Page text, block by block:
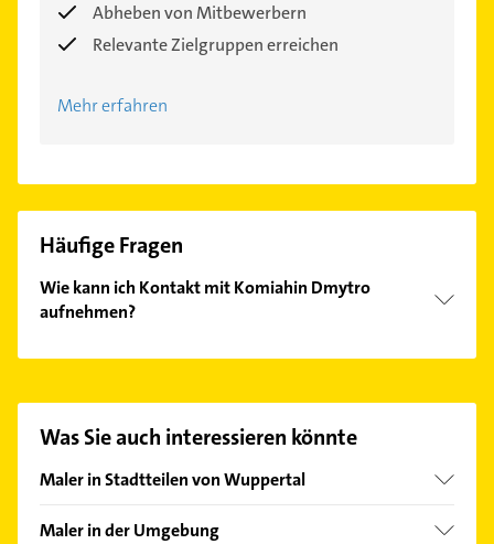
Abheben von Mitbewerbern
Relevante Zielgruppen erreichen
Mehr erfahren
Häufige Fragen
Wie kann ich Kontakt mit Komiahin Dmytro
aufnehmen?
Kontaktmöglichkeiten wie Adresse oder Mail in
finden Sie alleKontaktdaten.
Was Sie auch interessieren könnte
Maler in Stadtteilen von Wuppertal
Barmen
Maler in der Umgebung